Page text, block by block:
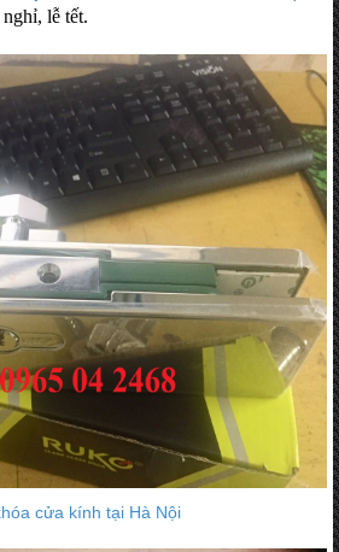
lễ tết.
cửa kính tại Hà Nội